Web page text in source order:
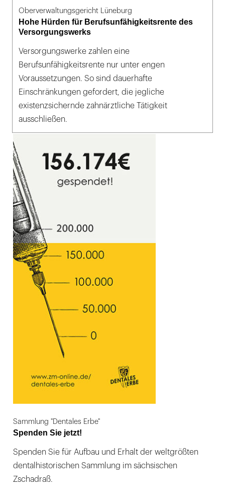
Oberverwaltungsgericht Lüneburg
Hohe Hürden für Berufsunfähigkeitsrente des
Versorgungswerks
Versorgungswerke zahlen eine
Berufsunfähigkeitsrente nur unter engen
Voraussetzungen. So sind dauerhafte
Einschränkungen gefordert, die jegliche
existenzsichernde zahnärztliche Tätigkeit
ausschließen.
Sammlung "Dentales Erbe"
Spenden Sie jetzt!
Spenden Sie für Aufbau und Erhalt der weltgrößten
dentalhistorischen Sammlung im sächsischen
Zschadraß.